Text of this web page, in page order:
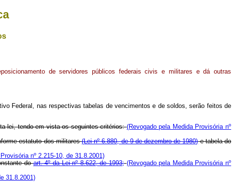
de servidores públicos federais civis e militares e dá outras
Federal, nas respectivas tabelas de vencimentos e de soldos, serão feitos de
lei, tendo em vista os seguintes critérios:(Revogado pela Medida Provisória nº
estatuto dos militares(Lei nº 6.880, de 9 de dezembro de 1980)e tabela do
nº 2.215-10, de 31.8.2001)
doart. 4º da Lei nº 8.622, de 1993; (Revogado pela Medida Provisória nº
31.8.2001)